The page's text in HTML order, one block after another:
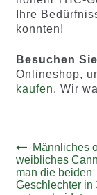
Ihre
konnten!
Besuchen
Onlineshop,
kaufen. Wir
Beitrags-
Vorheriger
Beitrag:
Männliches
weibliches
man die beiden
Geschlechter in